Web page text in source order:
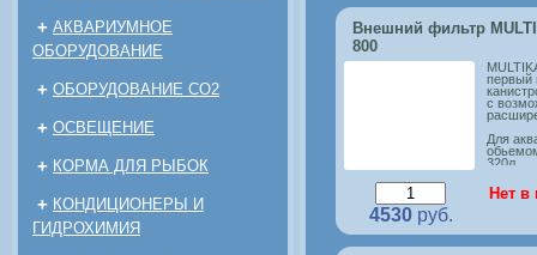
+ АКВАРИУМНОЕ
ОБОРУДОВАНИЕ
+ ОБОРУДОВАНИЕ CO2
+ ОСВЕЩЕНИЕ
+ КОРМА ДЛЯ РЫБОК
+ КОНДИЦИОНЕРЫ И
ГИДРОХИМИЯ
Внешний фильтр
800
первый
с
Для
320л
Польша
4530 руб.
Нет в